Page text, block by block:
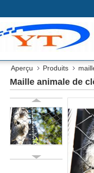
Aperçu Produits
Maille animale de